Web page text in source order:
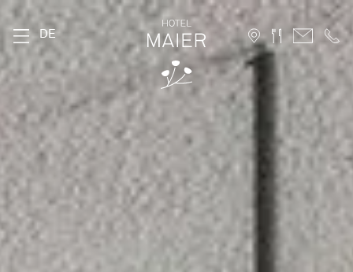
DAS MAIER
Geschichte
Lage
Nachhaltigkeit
Bildergalerie
FAQ
Stories
ZIMMER
DE